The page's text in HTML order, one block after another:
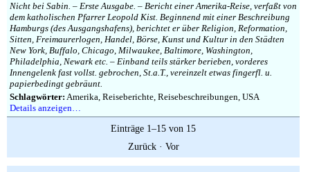
Nicht bei Sabin. – Erste Ausgabe. – Bericht einer Amerika-Reise, verfaßt von
dem katholischen Pfarrer Leopold Kist. Beginnend mit einer Beschreibung
Hamburgs (des Ausgangshafens), berichtet er über Religion, Reformation,
Sitten, Freimaurerlogen, Handel, Börse, Kunst und Kultur in den Städten
New York, Buffalo, Chicago, Milwaukee, Baltimore, Washington,
Philadelphia, Newark etc. – Einband teils stärker berieben, vorderes
Innengelenk fast vollst. gebrochen, St.a.T., vereinzelt etwas fingerfl. u.
papierbedingt gebräunt.
Schlagwörter: Amerika, Reiseberichte, Reisebeschreibungen, USA
Details anzeigen…
Einträge 1–15 von 15
Zurück· Vor